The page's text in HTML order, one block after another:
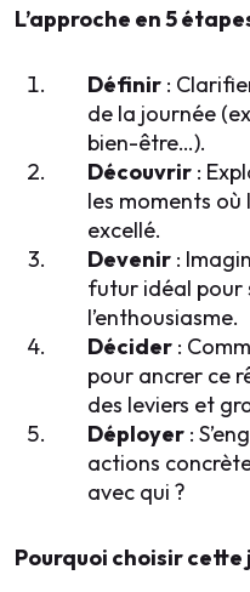
L’approche en 5
Définir :
de la journée
bien-être…).
Découvrir :
les moments où
excellé.
Devenir :
futur idéal pour
l’enthousiasme.
Décider :
pour ancrer ce
des leviers et
Déployer :
actions
avec qui ?
Pourquoi choisir cette